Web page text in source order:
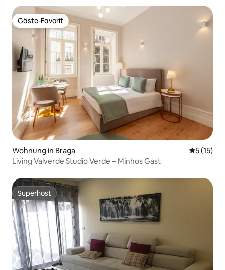
Gäste-Favorit
Gäste-Favorit
Wohnung in Braga
5 (15)
Living Valverde Studio Verde – Minhos Gast
Superhost
Superhost